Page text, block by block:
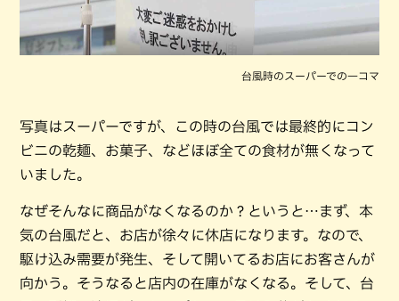
台風時のスーパーでの一コマ
写真はスーパーですが、この時の台風では最終的にコン
ビニの乾麺、お菓子、などほぼ全ての食材が無くなって
いました。
なぜそんなに商品がなくなるのか？というと…まず、本
気の台風だと、お店が徐々に休店になります。なので、
駆け込み需要が発生、そして開いてるお店にお客さんが
向かう。そうなると店内の在庫がなくなる。そして、台